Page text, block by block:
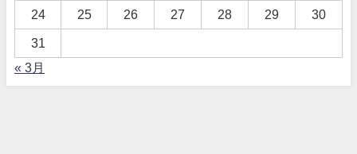
24 25 26 27 28 29 30
31
« 3月